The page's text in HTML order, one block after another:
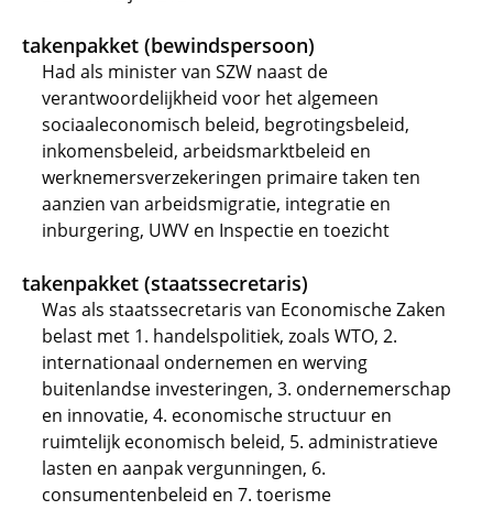
takenpakket (bewindspersoon)
Had als minister van SZW naast de
verantwoordelijkheid voor het algemeen
sociaaleconomisch beleid, begrotingsbeleid,
inkomensbeleid, arbeidsmarktbeleid en
werknemersverzekeringen primaire taken ten
aanzien van arbeidsmigratie, integratie en
inburgering, UWV en Inspectie en toezicht
takenpakket (staatssecretaris)
Was als staatssecretaris van Economische Zaken
belast met 1. handelspolitiek, zoals WTO, 2.
internationaal ondernemen en werving
buitenlandse investeringen, 3. ondernemerschap
en innovatie, 4. economische structuur en
ruimtelijk economisch beleid, 5. administratieve
lasten en aanpak vergunningen, 6.
consumentenbeleid en 7. toerisme